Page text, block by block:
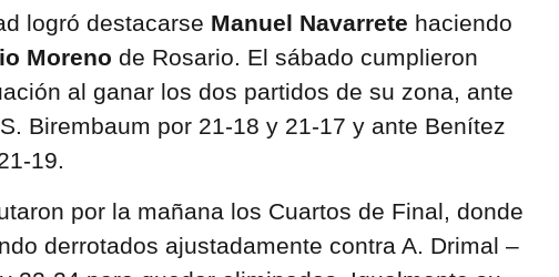
logró destacarse Manuel Navarrete haciendo
Moreno de Rosario. El sábado cumplieron
al ganar los dos partidos de su zona, ante
Birembaum por 21-18 y 21-17 y ante Benítez
19.
por la mañana los Cuartos de Final, donde
derrotados ajustadamente contra A. Drimal –